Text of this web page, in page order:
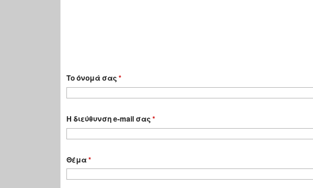
Το όνομά σας*
Η διεύθυνση e-mail σας*
Θέμα*